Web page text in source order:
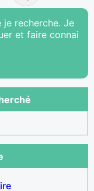
recherche. Je
et faire connai